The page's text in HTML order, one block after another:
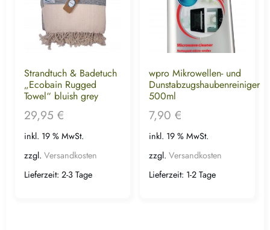
Strandtuch & Badetuch
„Ecobain Rugged
Towel“ bluish grey
29,95 €
inkl. 19 % MwSt.
zzgl. Versandkosten
Lieferzeit: 2-3 Tage
wpro Mikrowellen- und
Dunstabzugshaubenreiniger
500ml
7,90 €
inkl. 19 % MwSt.
zzgl. Versandkosten
Lieferzeit: 1-2 Tage